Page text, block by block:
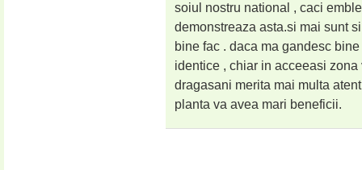
soiul nostru national , caci
demonstreaza asta.si mai sunt
bine fac . daca ma gandesc
identice , chiar in acceeasi
dragasani merita mai multa
planta va avea mari beneficii.